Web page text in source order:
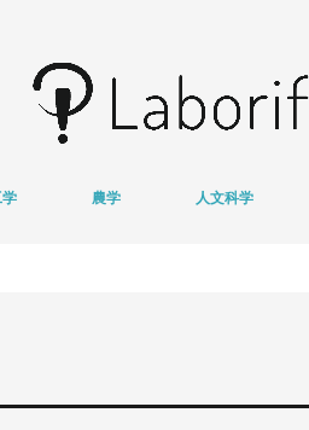
学 農学 人文科学